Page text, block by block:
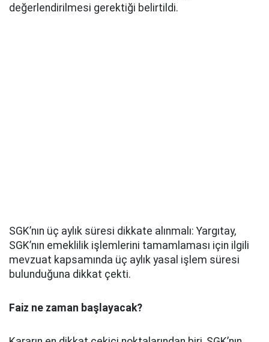
değerlendirilmesi gerektiği belirtildi.
SGK’nın üç aylık süresi dikkate alınmalı: Yargıtay,
SGK’nın emeklilik işlemlerini tamamlaması için ilgili
mevzuat kapsamında üç aylık yasal işlem süresi
bulunduğuna dikkat çekti.
Faiz ne zaman başlayacak?